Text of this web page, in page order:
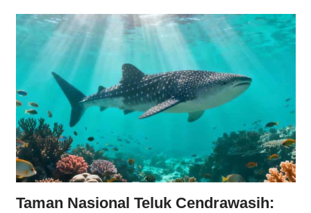
politik,
dan
Taman Nasional Teluk Cendrawasih: